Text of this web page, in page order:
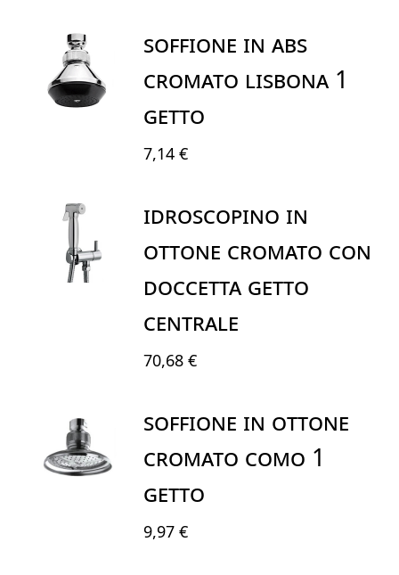
SOFFIONE IN ABS
CROMATO LISBONA 1
GETTO
7,14 €
IDROSCOPINO IN
OTTONE CROMATO CON
DOCCETTA GETTO
CENTRALE
70,68 €
SOFFIONE IN OTTONE
CROMATO COMO 1
GETTO
9,97 €